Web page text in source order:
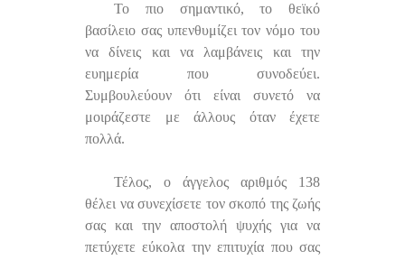
Το πιο σημαντικό, το θεϊκό
βασίλειο σας υπενθυμίζει τον νόμο του
να δίνεις και να λαμβάνεις και την
ευημερία που συνοδεύει.
Συμβουλεύουν ότι είναι συνετό να
μοιράζεστε με άλλους όταν έχετε
πολλά.
Τέλος, ο άγγελος αριθμός 138
θέλει να συνεχίσετε τον σκοπό της ζωής
σας και την αποστολή ψυχής για να
πετύχετε εύκολα την επιτυχία που σας